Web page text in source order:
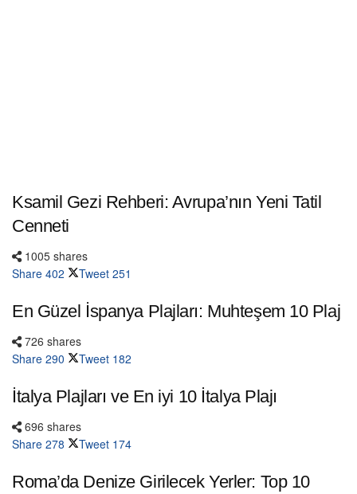
Ksamil Gezi Rehberi: Avrupa’nın Yeni Tatil
Cenneti
1005 shares
Share 402 Tweet 251
En Güzel İspanya Plajları: Muhteşem 10 Plaj
726 shares
Share 290 Tweet 182
İtalya Plajları ve En iyi 10 İtalya Plajı
696 shares
Share 278 Tweet 174
Roma’da Denize Girilecek Yerler: Top 10